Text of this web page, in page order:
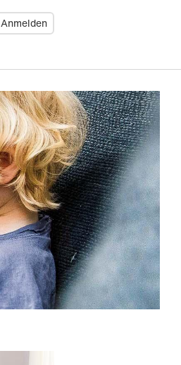
Anmelden